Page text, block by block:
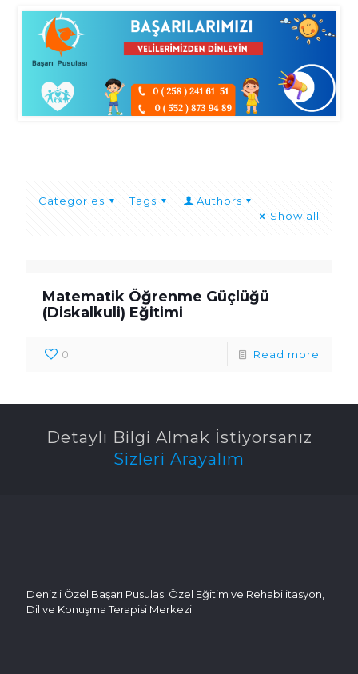
Categories Tags
Authors
Show all
Matematik Öğrenme Güçlüğü
(Diskalkuli) Eğitimi
0 Read more
Detaylı Bilgi Almak İstiyorsanız
Sizleri Arayalım
Denizli Özel Başarı Pusulası Özel Eğitim ve Rehabilitasyon,
Dil ve Konuşma Terapisi Merkezi